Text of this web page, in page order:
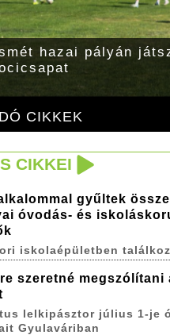
CIKKEK
hazai pályán
CIKKEI
gyűltek
óvodás- és
iskolaépületben
szeretné megszólítani
lelkipásztor július 1-je
Gyulaváriban